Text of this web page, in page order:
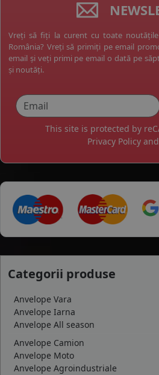
Vreți să fiți la curent cu toate
România? Vreți să primiți pe email
email și veți primi pe email o dată pe
și noutăți.
This site is protected by
Privacy Policy and
Categorii produse
Anvelope Vara
Anvelope Iarna
Anvelope All season
Anvelope Camion
Anvelope Moto
Anvelope Agroindustriale